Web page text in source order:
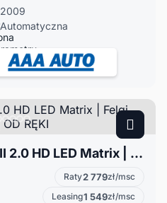
2009
Automatyczna
Volkswagen Tiguan III 2.0 HD LED Matrix | Felgi Napoli 18" | Kamery 360 | OD RĘKI
Raty2 779zł/msc
Leasing1 549zł/msc